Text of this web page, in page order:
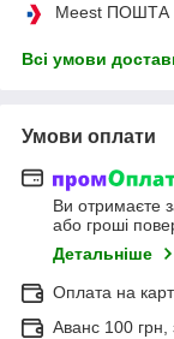
Meest ПОШТА
Всі умови
Умови оплати
Ви отримаєте
або гроші
Детальніше
Оплата на
Аванс 100 грн,